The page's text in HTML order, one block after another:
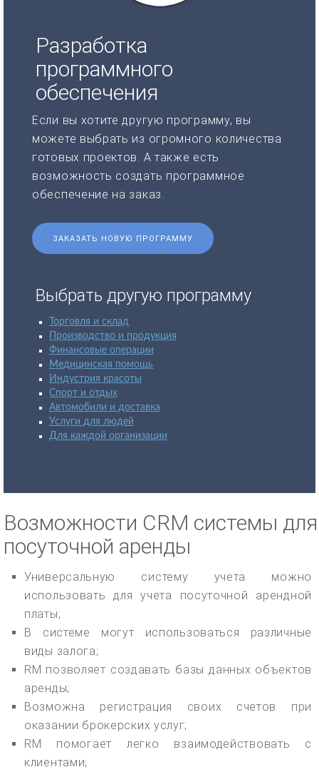
Разработка
программного
обеспечения
Если вы хотите другую программу, вы
можете выбрать из огромного количества
готовых проектов. А также есть
возможность создать программное
обеспечение на заказ.
ЗАКАЗАТЬ НОВУЮ ПРОГРАММУ
Выбрать другую программу
Торговля и склад
Производство и продукция
Финансовые операции
Медицинская помощь
Индустрия красоты
Спорт и отдых
Автомобили и доставка
Услуги для людей
Для каждой организации
Возможности CRM системы для
посуточной аренды
Универсальную систему учета можно
использовать для учета посуточной арендной
платы;
В системе могут использоваться различные
виды залога;
RM позволяет создавать базы данных объектов
аренды;
Возможна регистрация своих счетов при
оказании брокерских услуг;
RM помогает легко взаимодействовать с
клиентами;